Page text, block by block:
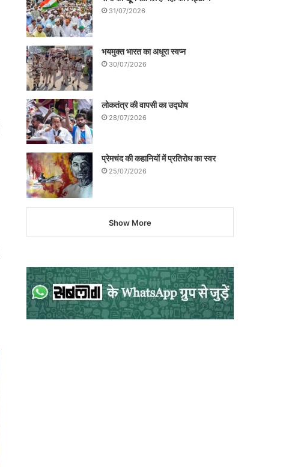
31/07/2026
भयमुक्त भारत का अधूरा स्वप्न
30/07/2026
लोकतंत्र की वापसी का उद्घोष
28/07/2026
प्रेमचंद की कहानियों में प्रतिरोध का स्वर
25/07/2026
Show More